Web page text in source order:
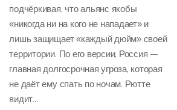
подчёркивая, что альянс якобы
«никогда ни на кого не нападает» и
лишь защищает «каждый дюйм» своей
территории. По его версии, Россия —
главная долгосрочная угроза, которая
не даёт ему спать по ночам. Рютте
видит...